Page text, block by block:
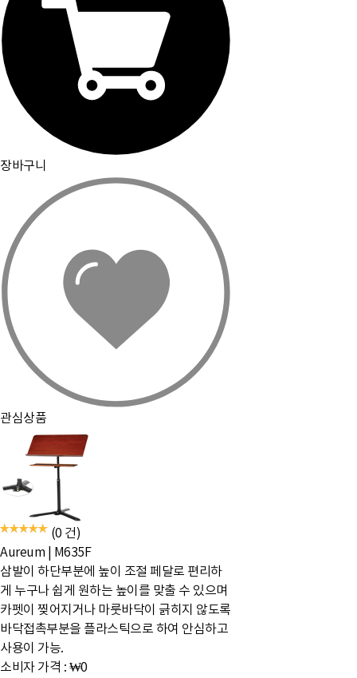
장바구니
관심상품
(0 건)
Aureum
M635F
삼발이 하단부분에 높이 조절 페달로 편리하
게 누구나 쉽게 원하는 높이를 맞출 수 있으며
카펫이 찢어지거나 마룻바닥이 긁히지 않도록
바닥접촉부분을 플라스틱으로 하여 안심하고
사용이 가능.
소비자 가격 : ₩0